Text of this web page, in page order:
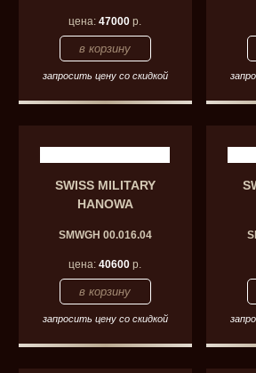
цена:47000 р.
запросить цену со скидкой
SWISS MILITARY
HANOWA
SMWGH 00.016.04
цена:40600 р.
запросить цену со скидкой